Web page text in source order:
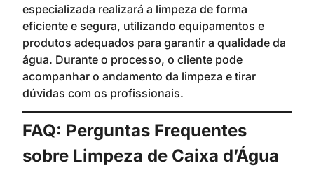
especializada realizará a limpeza de forma
eficiente e segura, utilizando equipamentos e
produtos adequados para garantir a qualidade da
água. Durante o processo, o cliente pode
acompanhar o andamento da limpeza e tirar
dúvidas com os profissionais.
FAQ: Perguntas Frequentes
sobre Limpeza de Caixa d’Água